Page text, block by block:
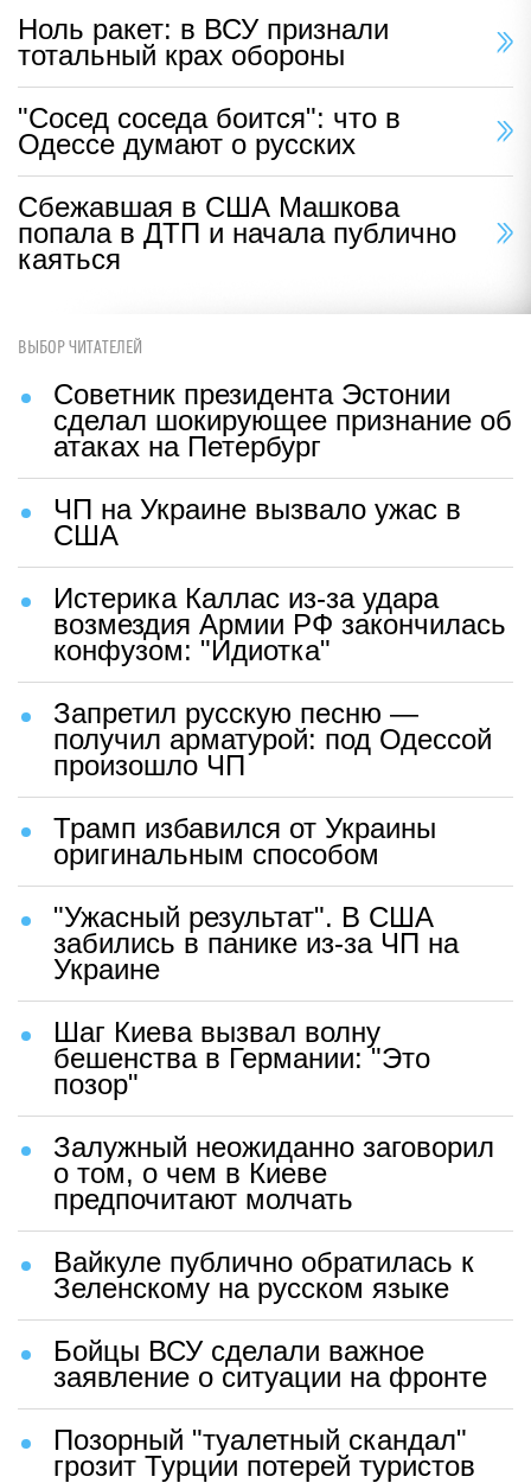
Ноль ракет: в ВСУ признали
тотальный крах обороны
"Сосед соседа боится": что в
Одессе думают о русских
Сбежавшая в США Машкова
попала в ДТП и начала публично
каяться
ВЫБОР ЧИТАТЕЛЕЙ
Советник президента Эстонии
сделал шокирующее признание об
атаках на Петербург
ЧП на Украине вызвало ужас в
США
Истерика Каллас из-за удара
возмездия Армии РФ закончилась
конфузом: "Идиотка"
Запретил русскую песню —
получил арматурой: под Одессой
произошло ЧП
Трамп избавился от Украины
оригинальным способом
"Ужасный результат". В США
забились в панике из-за ЧП на
Украине
Шаг Киева вызвал волну
бешенства в Германии: "Это
позор"
Залужный неожиданно заговорил
о том, о чем в Киеве
предпочитают молчать
Вайкуле публично обратилась к
Зеленскому на русском языке
Бойцы ВСУ сделали важное
заявление о ситуации на фронте
Позорный "туалетный скандал"
грозит Турции потерей туристов